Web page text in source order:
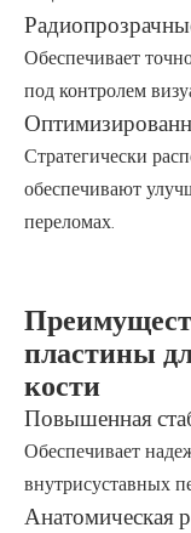
Обеспечивает
под контролем
Стратегически
обеспечивают
переломах.
пластины
кости
Повышенная
Обеспечивает
внутрисуставных
Анатомическая